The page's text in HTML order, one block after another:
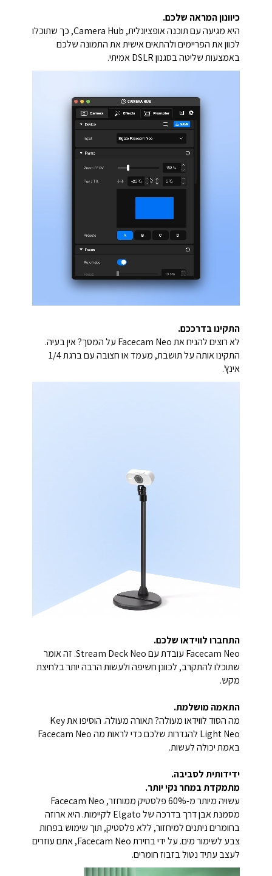
כיוונון המראה שלכם.
היא מגיעה עם תוכנה אופציונלית, Camera Hub, כך שתוכלו
לכוון את הפריימים ולהתאים אישית את התמונה שלכם
באמצעות שליטה בסגנון DSLR אמיתי.
התקינו בדרככם.
לא רוצים להניח את Facecam Neo על המסך? אין בעיה.
התקינו אותה על תושבת, מעמד או חצובה עם ברגת 1/4
אינץ'.
התחברו לווידאו שלכם.
Facecam Neo עובדת עם Stream Deck Neo. זה אומר
שתוכלו להתקרב, לכוונן חשיפה ולעשות הרבה יותר בלחיצת
מקש.
התאמה מושלמת.
מה הסוד לווידאו מעולה? תאורה מעולה. הוסיפו את Key
Light Neo להגדרות שלכם כדי לראות מה Facecam Neo
באמת יכולה לעשות.
ידידותית לסביבה.
מתמקדת במחר נקי יותר.
עשויה מיותר מ-60% פלסטיק ממוחזר, Facecam Neo
מסמנת אבן דרך בדרכה של Elgato לקיימות. היא ארוזה
בחומרים ניתנים למיחזור, ללא פלסטיק, תוך שימוש בפחות
צבע לשימור מים. על ידי בחירת Facecam Neo, אתם עוזרים
לעצב עתיד נטול בזבוז חומרים.